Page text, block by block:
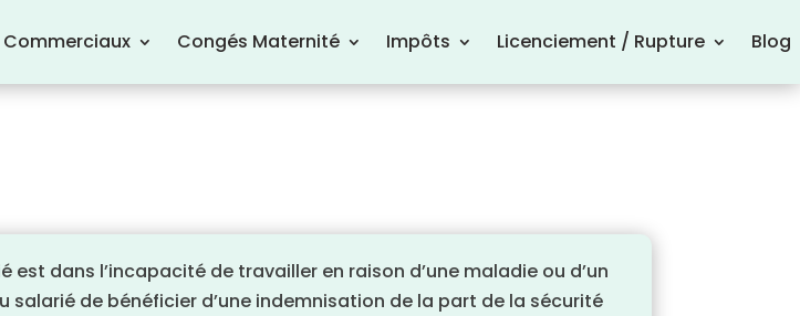
Commerciaux Congés Maternité Impôts Licenciement / Rupture Blog
dans l’incapacité de travailler en raison d’une maladie ou d’un
de bénéficier d’une indemnisation de la part de la sécurité